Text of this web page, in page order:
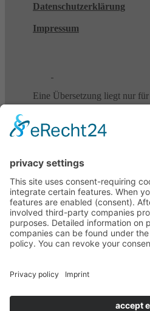
Datenschutzerklärung
Impressum
Eine Übersetzung liegt nur
Une traduction n’est
English